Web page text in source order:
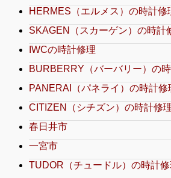
HERMES（エルメス）の時計修
SKAGEN（スカーゲン）の時計
IWCの時計修理
BURBERRY（バーバリー）の
PANERAI（パネライ）の時計修
CITIZEN（シチズン）の時計修
春日井市
一宮市
TUDOR（チュードル）の時計修